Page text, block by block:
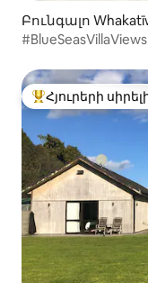
Բունգալո
Հյուրերի սիրելի
Հյուրերի